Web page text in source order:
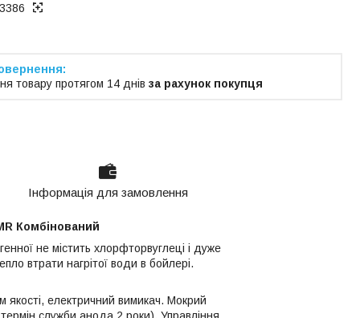
товару протягом 14 днів за рахунок покупця
Інформація для замовлення
Комбінований
не містить хлорфторвуглеці і дуже
втрати нагрітої води в бойлері.
якості, електричний вимикач. Мокрий
служби анода 2 роки). Управління